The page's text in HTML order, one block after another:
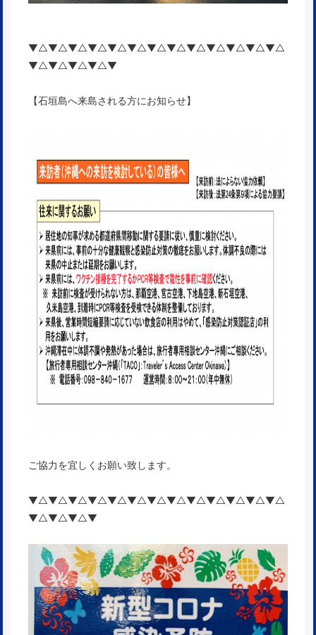
▼△▼△▼△▼△▼△▼△▼△▼△▼△▼△▼△▼△▼△
▼△▼△▼△▼△▼
【石垣島へ来島される方にお知らせ】
ご協力を宜しくお願い致します。
▼△▼△▼△▼△▼△▼△▼△▼△▼△▼△▼△▼△▼△
▼△▼△▼△▼